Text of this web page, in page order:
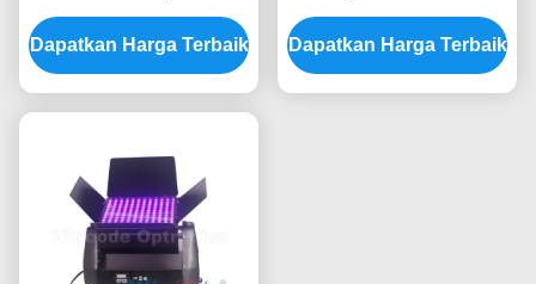
3 In 1 Dengan 3 Inti
Antarmuka AC90 - 240V
Dapatkan Harga Terbaik
Kedua Waterproof
Dengan Layar LCD
Dapatkan Harga Terbaik